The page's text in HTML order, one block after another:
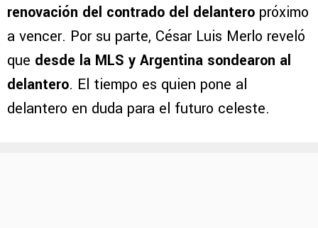
renovación del contrado del delantero próximo
a vencer. Por su parte, César Luis Merlo reveló
que desde la MLS y Argentina sondearon al
delantero. El tiempo es quien pone al
delantero en duda para el futuro celeste.